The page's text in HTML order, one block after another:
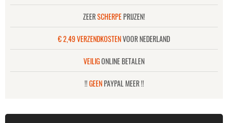
ZEERSCHERPEPRIJZEN!
€ 2,49 VERZENDKOSTENVOOR NEDERLAND
VEILIGONLINE BETALEN
!!GEENPAYPAL MEER !!